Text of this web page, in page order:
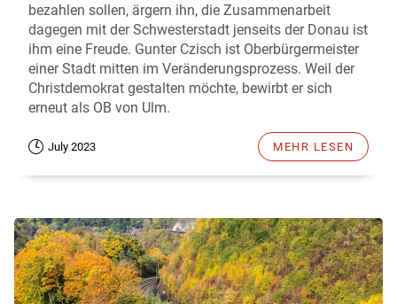
bezahlen sollen, ärgern ihn, die Zusammenarbeit
dagegen mit der Schwesterstadt jenseits der Donau ist
ihm eine Freude. Gunter Czisch ist Oberbürgermeister
einer Stadt mitten im Veränderungsprozess. Weil der
Christdemokrat gestalten möchte, bewirbt er sich
erneut als OB von Ulm.
July 2023 MEHR LESEN